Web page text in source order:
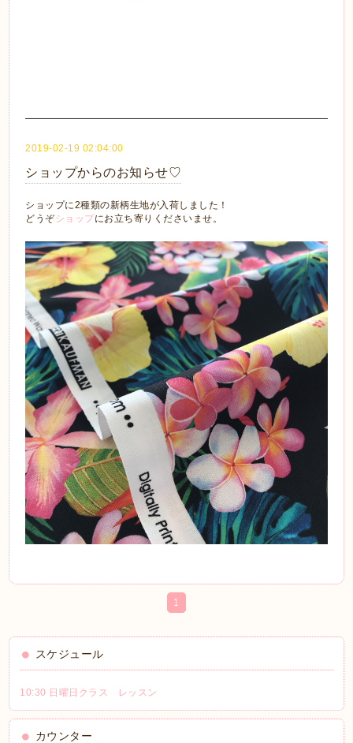
2019-02-19 02:04:00
ショップからのお知らせ♡
ショップに2種類の新柄生地が入荷しました！
どうぞショップ にお立ち寄りくださいませ。
1
スケジュール
10:30 日曜日クラス レッスン
カウンター